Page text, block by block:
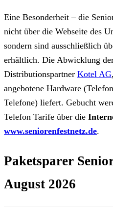
Eine Besonderheit – die
nicht über die Webseite des
sondern sind ausschließlich
erhältlich. Die Abwicklung
Distributionspartner Kotel AG
angebotene Hardware
Telefone) liefert. Gebucht
Telefon Tarife über die
www.seniorenfestnetz.de.
Paketsparer
August 2026